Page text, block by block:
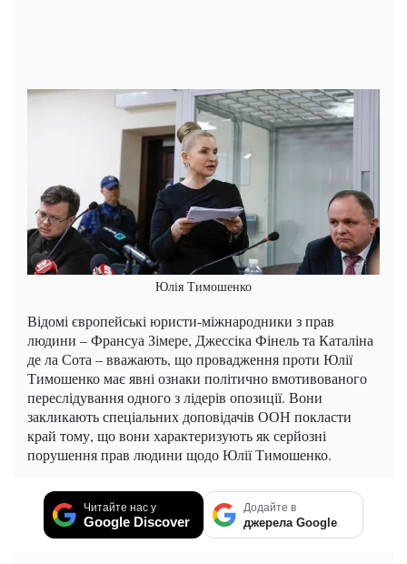
Юлія Тимошенко
Відомі європейські юристи-міжнародники з прав
людини – Франсуа Зімере, Джессіка Фінель та Каталіна
де ла Сота – вважають, що провадження проти Юлії
Тимошенко має явні ознаки політично вмотивованого
переслідування одного з лідерів опозиції. Вони
закликають спеціальних доповідачів ООН покласти
край тому, що вони характеризують як серйозні
порушення прав людини щодо Юлії Тимошенко.
Читайте нас у
Google Discover
Додайте в
джерела Google